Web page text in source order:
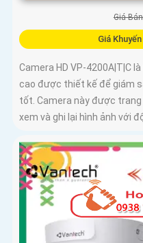
Giá
Giá
Camera HD VP-4200A|T|C
cao được thiết kế để giám
tốt. Camera này được trang
xem và ghi lại hình ảnh với